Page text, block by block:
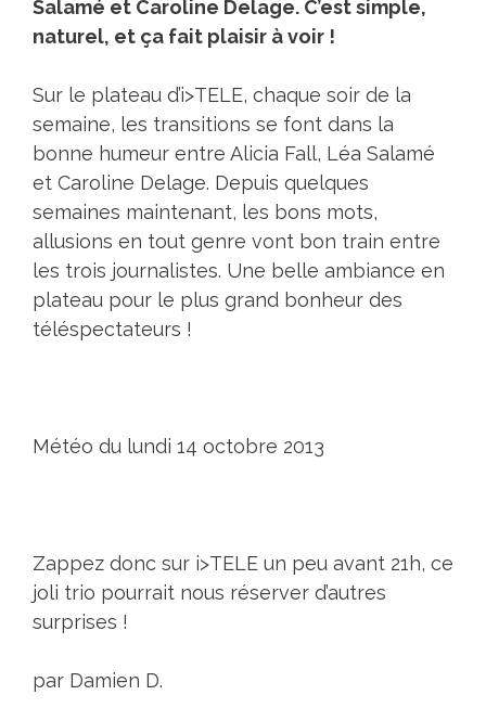
Salamé et Caroline Delage. C’est simple,
naturel, et ça fait plaisir à voir !
Sur le plateau d’i>TELE, chaque soir de la
semaine, les transitions se font dans la
bonne humeur entre Alicia Fall, Léa Salamé
et Caroline Delage. Depuis quelques
semaines maintenant, les bons mots,
allusions en tout genre vont bon train entre
les trois journalistes. Une belle ambiance en
plateau pour le plus grand bonheur des
téléspectateurs !
Météo du lundi 14 octobre 2013
Zappez donc sur i>TELE un peu avant 21h, ce
joli trio pourrait nous réserver d’autres
surprises !
par Damien D.